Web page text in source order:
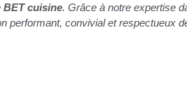
BET cuisine. Grâce à notre expertise
performant, convivial et respectueux